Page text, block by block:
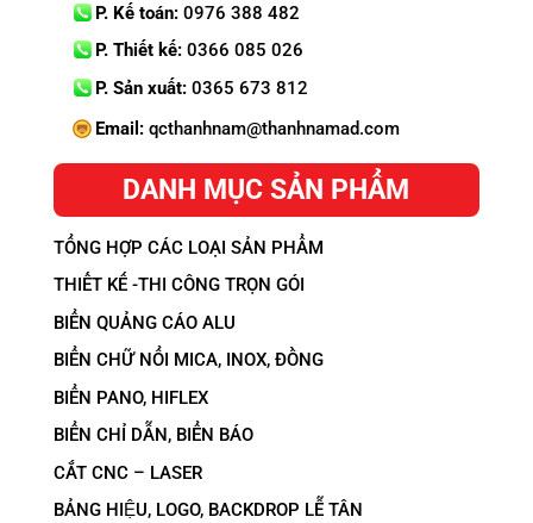
P. Kế toán:0976 388 482
P. Thiết kế:0366 085 026
P. Sản xuất:0365 673 812
Email:qcthanhnam@thanhnamad.com
DANH MỤC SẢN PHẨM
TỔNG HỢP CÁC LOẠI SẢN PHẨM
THIẾT KẾ -THI CÔNG TRỌN GÓI
BIỂN QUẢNG CÁO ALU
BIỂN CHỮ NỔI MICA, INOX, ĐỒNG
BIỂN PANO, HIFLEX
BIỂN CHỈ DẪN, BIỂN BÁO
CẮT CNC – LASER
BẢNG HIỆU, LOGO, BACKDROP LỄ TÂN